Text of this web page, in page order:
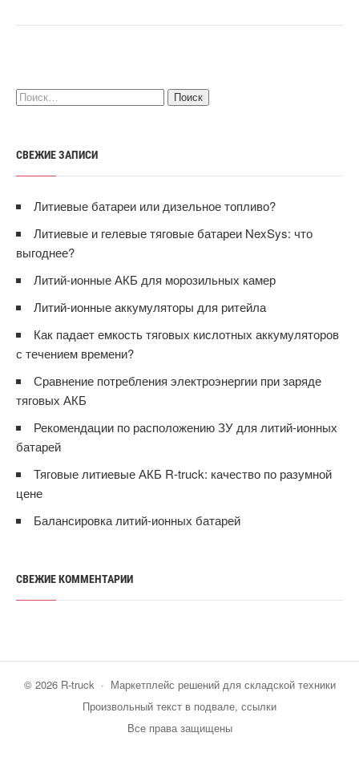
СВЕЖИЕ ЗАПИСИ
Литиевые батареи или дизельное топливо?
Литиевые и гелевые тяговые батареи NexSys: что
выгоднее?
Литий-ионные АКБ для морозильных камер
Литий-ионные аккумуляторы для ритейла
Как падает емкость тяговых кислотных аккумуляторов
с течением времени?
Сравнение потребления электроэнергии при заряде
тяговых АКБ
Рекомендации по расположению ЗУ для литий-ионных
батарей
Тяговые литиевые АКБ R-truck: качество по разумной
цене
Балансировка литий-ионных батарей
СВЕЖИЕ КОММЕНТАРИИ
© 2026 R-truck · Маркетплейс решений для складской техники
Произвольный текст в подвале, ссылки
Все права защищены